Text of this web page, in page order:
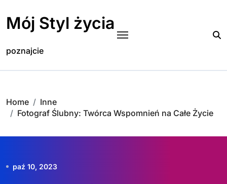
content
Mój Styl życia
poznajcie
Home
Inne
Fotograf Ślubny: Twórca Wspomnień na Całe Życie
paź 10, 2023